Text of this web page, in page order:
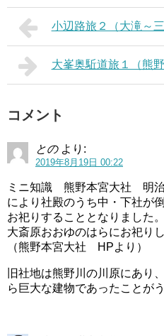
小辺路旅２（大滝～三
大峯奥駈道旅１（熊
コメント
との より:
2019年8月19日 00:22
ミニ知識 熊野本宮大社 明
により社殿のうち中・下社が
お祀りすることとなりました
大斎原おおゆのはらにお祀り
（熊野本宮大社 HPより）
旧社地は熊野川の川原にあり
ら巨大な建物であったことが